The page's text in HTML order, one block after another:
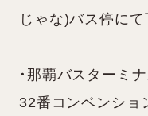
じゃな)バス停に
・那覇バスターミ
32番コンベンショ